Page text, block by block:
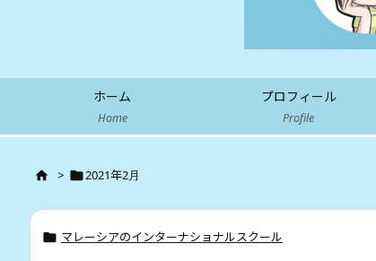
ホーム
Home
プロフィール
Profile
 > 2021年2月
 マレーシアのインターナショナルスクール